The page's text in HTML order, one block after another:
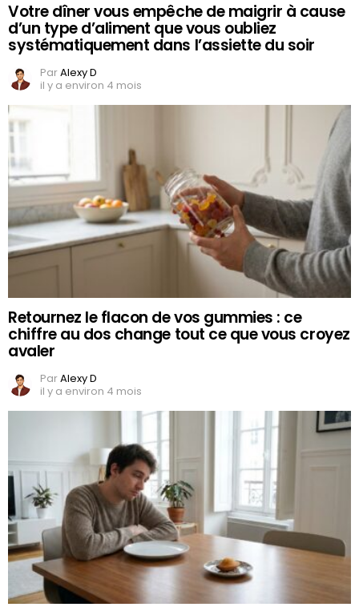
Votre dîner vous empêche de maigrir à cause
d’un type d’aliment que vous oubliez
systématiquement dans l’assiette du soir
ParAlexy D
il y a environ 4 mois
Retournez le flacon de vos gummies : ce
chiffre au dos change tout ce que vous croyez
avaler
ParAlexy D
il y a environ 4 mois